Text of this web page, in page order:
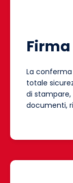
La
totale
di
documenti,